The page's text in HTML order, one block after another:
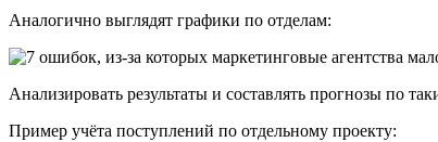
Аналогично выглядят графики по отделам:
Анализировать результаты и составлять прогнозы по
Пример учёта поступлений по отдельному проекту: